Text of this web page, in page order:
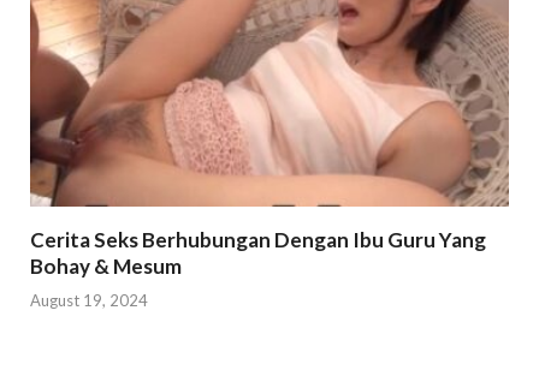
Cerita Seks Berhubungan Dengan Ibu Guru Yang
Bohay & Mesum
August 19, 2024